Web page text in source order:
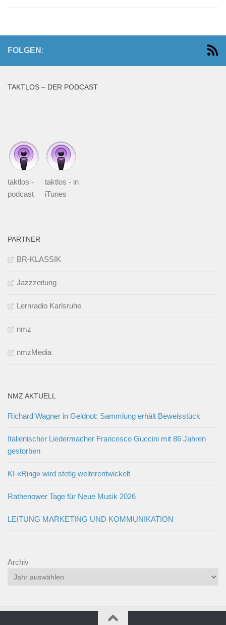
FOLGEN:
TAKTLOS – DER PODCAST
taktlos -
podcast
taktlos - in
iTunes
PARTNER
BR-KLASSIK
Jazzzeitung
Lernradio Karlsruhe
nmz
nmzMedia
NMZ AKTUELL
Richard Wagner in Geldnot: Sammlung erhält Beweisstück
Italienischer Liedermacher Francesco Guccini mit 86 Jahren
gestorben
KI-«Ring» wird stetig weiterentwickelt
Rathenower Tage für Neue Musik 2026
LEITUNG MARKETING UND KOMMUNIKATION
Archiv